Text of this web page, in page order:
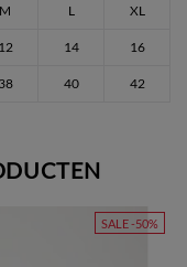
M L XL
12 14 16
38 40 42
SALE -50%